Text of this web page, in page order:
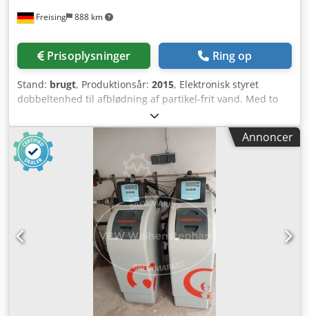
Freising 888 km
Prisoplysninger Ring op
Stand: brugt, Produktionsår: 2015, Elektronisk styret
dobbeltenhed til afblødning af partikel-frit vand. Med to
trykbeholdere af GFK. Frit indstillelige cyklusser med tids-
eller mængdestyret regenerering. Med salttank. Maskine
(tillæg): dobbeltenhed med GFK-beholdere, afblødning
med harpiks som ionbytter. Arbejdstryk: 8 bar.
Arbejdstemperatur: 40 °C. Spænding: 230 V. Frekvens: 50
Hz. Materiale: Beholdere af GFK. Udstyr: forfilter,
ventilblok, vandmåler, 2 x GFK-beholder, diverse slanger.
Dksdpfxsw U D S Es Aahjr
Annoncer